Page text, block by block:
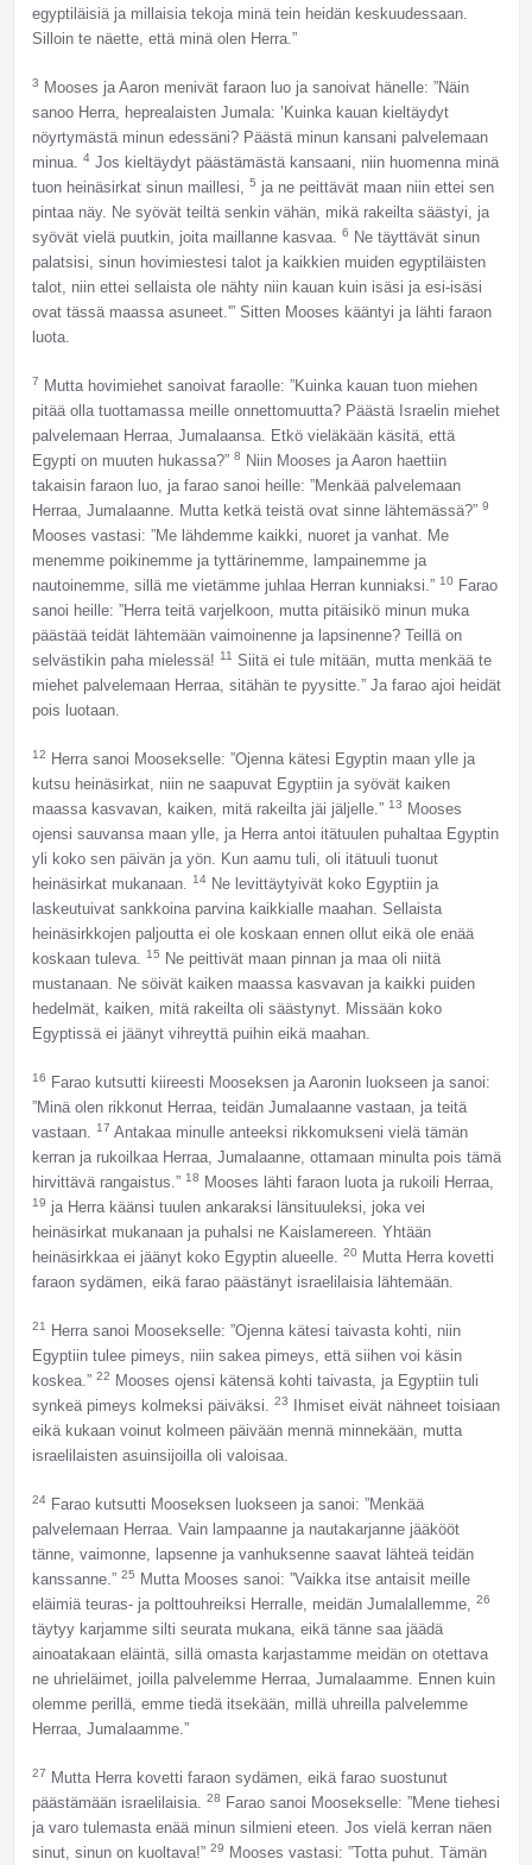
egyptiläisiä ja millaisia tekoja minä tein heidän keskuudessaan.
Silloin te näette, että minä olen Herra.”
3
Mooses ja Aaron menivät faraon luo ja sanoivat hänelle: ”Näin
sanoo Herra, heprealaisten Jumala: ’Kuinka kauan kieltäydyt
nöyrtymästä minun edessäni? Päästä minun kansani palvelemaan
minua. 4Jos kieltäydyt päästämästä kansaani, niin huomenna minä
tuon heinäsirkat sinun maillesi, 5 ja ne peittävät maan niin ettei sen
pintaa näy. Ne syövät teiltä senkin vähän, mikä rakeilta säästyi, ja
syövät vielä puutkin, joita maillanne kasvaa. 6
Ne täyttävät sinun
palatsisi, sinun hovimiestesi talot ja kaikkien muiden egyptiläisten
talot, niin ettei sellaista ole nähty niin kauan kuin isäsi ja esi-isäsi
ovat tässä maassa asuneet.'” Sitten Mooses kääntyi ja lähti faraon
luota.
7
Mutta hovimiehet sanoivat faraolle: ”Kuinka kauan tuon miehen
pitää olla tuottamassa meille onnettomuutta? Päästä Israelin miehet
palvelemaan Herraa, Jumalaansa. Etkö vieläkään käsitä, että
Egypti on muuten hukassa?” 8
Niin Mooses ja Aaron haettiin
takaisin faraon luo, ja farao sanoi heille: ”Menkää palvelemaan
Herraa, Jumalaanne. Mutta ketkä teistä ovat sinne lähtemässä?” 9
Mooses vastasi: ”Me lähdemme kaikki, nuoret ja vanhat. Me
menemme poikinemme ja tyttärinemme, lampainemme ja
nautoinemme, sillä me vietämme juhlaa Herran kunniaksi.” 10
Farao
sanoi heille: ”Herra teitä varjelkoon, mutta pitäisikö minun muka
päästää teidät lähtemään vaimoinenne ja lapsinenne? Teillä on
selvästikin paha mielessä! 11 Siitä ei tule mitään, mutta menkää te
miehet palvelemaan Herraa, sitähän te pyysitte.” Ja farao ajoi heidät
pois luotaan.
12
Herra sanoi Moosekselle: ”Ojenna kätesi Egyptin maan ylle ja
kutsu heinäsirkat, niin ne saapuvat Egyptiin ja syövät kaiken
maassa kasvavan, kaiken, mitä rakeilta jäi jäljelle.” 13
Mooses
ojensi sauvansa maan ylle, ja Herra antoi itätuulen puhaltaa Egyptin
yli koko sen päivän ja yön. Kun aamu tuli, oli itätuuli tuonut
heinäsirkat mukanaan. 14Ne levittäytyivät koko Egyptiin ja
laskeutuivat sankkoina parvina kaikkialle maahan. Sellaista
heinäsirkkojen paljoutta ei ole koskaan ennen ollut eikä ole enää
koskaan tuleva. 15
Ne peittivät maan pinnan ja maa oli niitä
mustanaan. Ne söivät kaiken maassa kasvavan ja kaikki puiden
hedelmät, kaiken, mitä rakeilta oli säästynyt. Missään koko
Egyptissä ei jäänyt vihreyttä puihin eikä maahan.
16
Farao kutsutti kiireesti Mooseksen ja Aaronin luokseen ja sanoi:
”Minä olen rikkonut Herraa, teidän Jumalaanne vastaan, ja teitä
vastaan. 17 Antakaa minulle anteeksi rikkomukseni vielä tämän
kerran ja rukoilkaa Herraa, Jumalaanne, ottamaan minulta pois tämä
hirvittävä rangaistus.” 18 Mooses lähti faraon luota ja rukoili Herraa,
19 ja Herra käänsi tuulen ankaraksi länsituuleksi, joka vei
heinäsirkat mukanaan ja puhalsi ne Kaislamereen. Yhtään
heinäsirkkaa ei jäänyt koko Egyptin alueelle. 20
Mutta Herra kovetti
faraon sydämen, eikä farao päästänyt israelilaisia lähtemään.
21
Herra sanoi Moosekselle: ”Ojenna kätesi taivasta kohti, niin
Egyptiin tulee pimeys, niin sakea pimeys, että siihen voi käsin
koskea.” 22
Mooses ojensi kätensä kohti taivasta, ja Egyptiin tuli
synkeä pimeys kolmeksi päiväksi. 23
Ihmiset eivät nähneet toisiaan
eikä kukaan voinut kolmeen päivään mennä minnekään, mutta
israelilaisten asuinsijoilla oli valoisaa.
24Farao kutsutti Mooseksen luokseen ja sanoi: ”Menkää
palvelemaan Herraa. Vain lampaanne ja nautakarjanne jääkööt
tänne, vaimonne, lapsenne ja vanhuksenne saavat lähteä teidän
kanssanne.” 25
Mutta Mooses sanoi: ”Vaikka itse antaisit meille
eläimiä teuras- ja polttouhreiksi Herralle, meidän Jumalallemme, 26
täytyy karjamme silti seurata mukana, eikä tänne saa jäädä
ainoatakaan eläintä, sillä omasta karjastamme meidän on otettava
ne uhrieläimet, joilla palvelemme Herraa, Jumalaamme. Ennen kuin
olemme perillä, emme tiedä itsekään, millä uhreilla palvelemme
Herraa, Jumalaamme.”
27
Mutta Herra kovetti faraon sydämen, eikä farao suostunut
päästämään israelilaisia. 28
Farao sanoi Moosekselle: ”Mene tiehesi
ja varo tulemasta enää minun silmieni eteen. Jos vielä kerran näen
sinut, sinun on kuoltava!” 29
Mooses vastasi: ”Totta puhut. Tämän